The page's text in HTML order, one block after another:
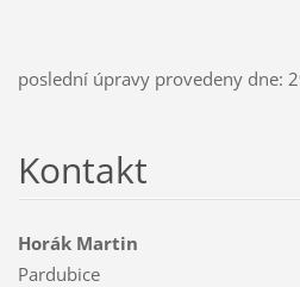
poslední úpravy provedeny dne:
Kontakt
Horák Martin
Pardubice